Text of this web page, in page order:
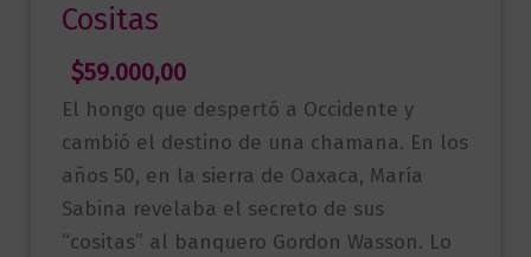
Cositas
$59.000,00
El hongo que despertó a Occidente y
cambió el destino de una chamana. En los
años 50, en la sierra de Oaxaca, María
Sabina revelaba el secreto de sus
“cositas” al banquero Gordon Wasson. Lo